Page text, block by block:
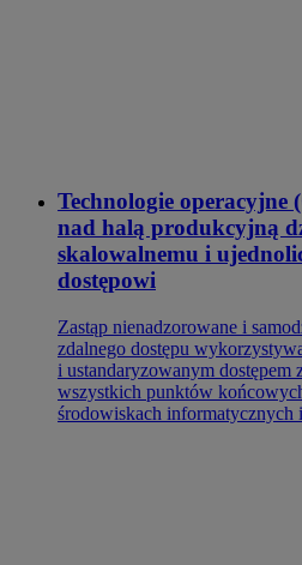
Technologie
nad halą produkcyjną
skalowalnemu i
dostępowi
Zastąp nienadzorowane i
zdalnego dostępu
i ustandaryzowanym dostępem
wszystkich punktów
środowiskach informatycznych